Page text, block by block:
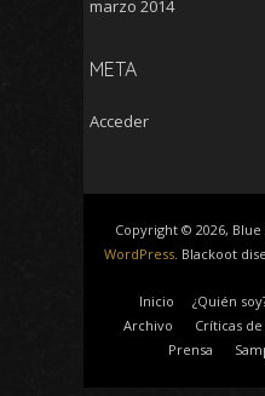
marzo 2014
META
Acceder
Copyright © 2026,
WordPress. Blackoot
Inicio ¿Quién
Archivo
Críticas
Prensa